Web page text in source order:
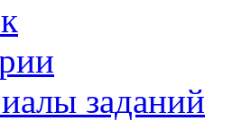
заданий